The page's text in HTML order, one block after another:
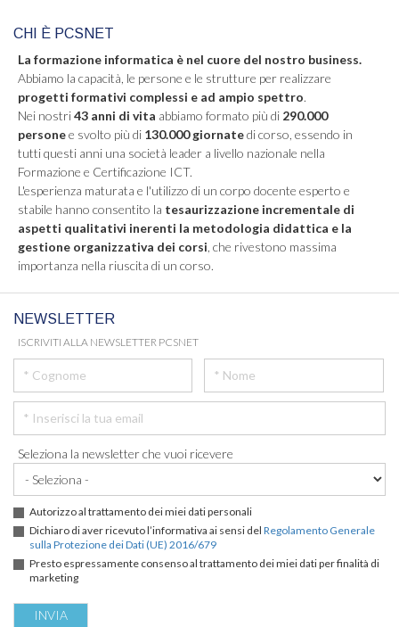
CHI È PCSNET
La formazione informatica è nel cuore del nostro business.
Abbiamo la capacità, le persone e le strutture per realizzare
progetti formativi complessi e ad ampio spettro.
Nei nostri43 anni di vita abbiamo formato più di 290.000
personee svolto più di 130.000 giornatedi corso, essendo in
tutti questi anni una società leader a livello nazionale nella
Formazione e Certificazione ICT.
L'esperienza maturata e l'utilizzo di un corpo docente esperto e
stabile hanno consentito la tesaurizzazione incrementale di
aspetti qualitativi inerenti la metodologia didattica e la
gestione organizzativa dei corsi , che rivestono massima
importanza nella riuscita di un corso.
NEWSLETTER
ISCRIVITI ALLA NEWSLETTER PCSNET
Seleziona la newsletter che vuoi ricevere
Autorizzo al trattamento dei miei dati personali
Dichiaro di aver ricevuto l’informativa ai sensi del Regolamento Generale
sulla Protezione dei Dati (UE) 2016/679
Presto espressamente consenso al trattamento dei miei dati per finalità di
marketing